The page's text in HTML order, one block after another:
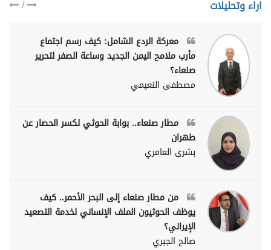
اراء وتحليلات /
معركة الردع الشامل: كيف رسم اجتماع
مأرب ملامح اليمن الجديد وساعة الصفر لتحرير
صنعاء؟
مصطفى النعيمي
مطار صنعاء.. بوابة الحوثي لكسر الحصار عن
طهران
بشرى العامري
من مطار صنعاء إلى البحر الأحمر.. كيف
يوظف الحوثيون الملف الإنساني لخدمة التصعيد
الإيراني؟
صالح الجبري